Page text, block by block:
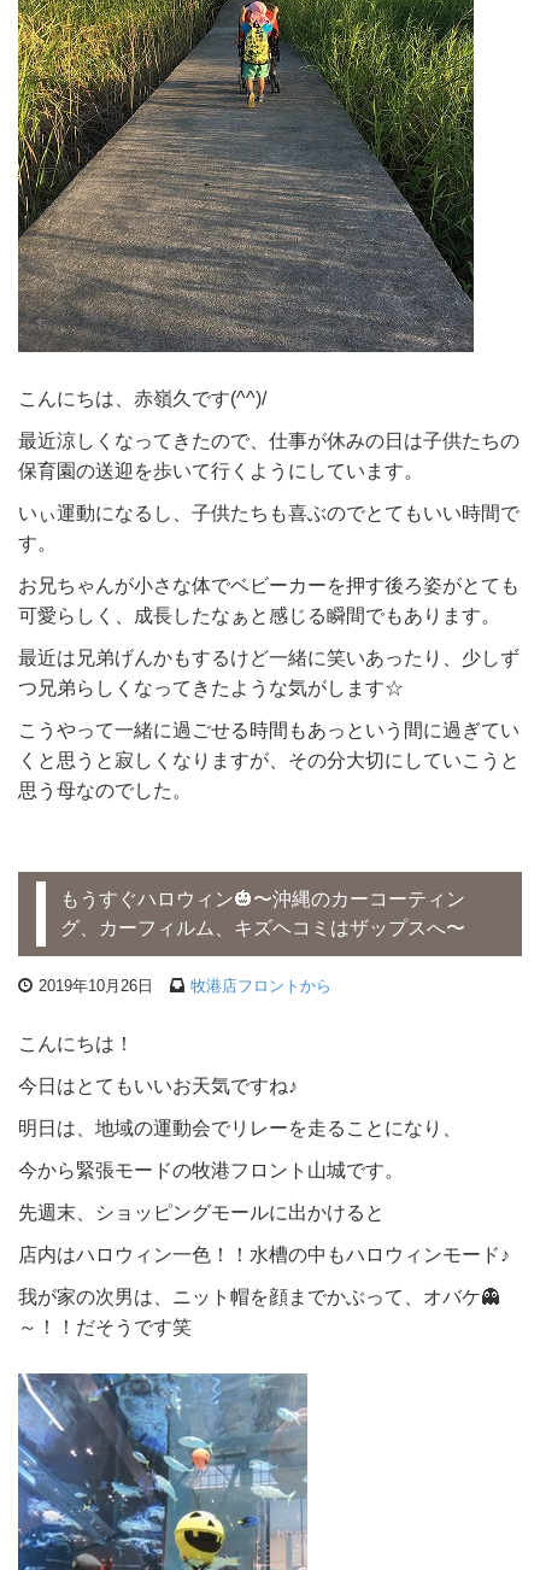
こんにちは、赤嶺久です(^^)/
最近涼しくなってきたので、仕事が休みの日は子供たちの
保育園の送迎を歩いて行くようにしています。
いぃ運動になるし、子供たちも喜ぶのでとてもいい時間で
す。
お兄ちゃんが小さな体でベビーカーを押す後ろ姿がとても
可愛らしく、成長したなぁと感じる瞬間でもあります。
最近は兄弟げんかもするけど一緒に笑いあったり、少しず
つ兄弟らしくなってきたような気がします☆
こうやって一緒に過ごせる時間もあっという間に過ぎてい
くと思うと寂しくなりますが、その分大切にしていこうと
思う母なのでした。
もうすぐハロウィン🎃〜沖縄のカーコーティン
グ、カーフィルム、キズヘコミはザップスへ〜
2019年10月26日 牧港店フロントから
こんにちは！
今日はとてもいいお天気ですね♪
明日は、地域の運動会でリレーを走ることになり、
今から緊張モードの牧港フロント山城です。
先週末、ショッピングモールに出かけると
店内はハロウィン一色！！水槽の中もハロウィンモード♪
我が家の次男は、ニット帽を顔までかぶって、オバケ👻
～！！だそうです笑